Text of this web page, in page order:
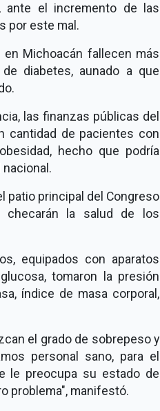
ante el incremento de las
por este mal.
Michoacán fallecen más
diabetes, aunado a que
las finanzas públicas del
cantidad de pacientes con
hecho que podría
patio principal del Congreso
checarán la salud de los
equipados con aparatos
tomaron la presión
índice de masa corporal,
el grado de sobrepeso y
personal sano, para el
le preocupa su estado de
problema", manifestó.